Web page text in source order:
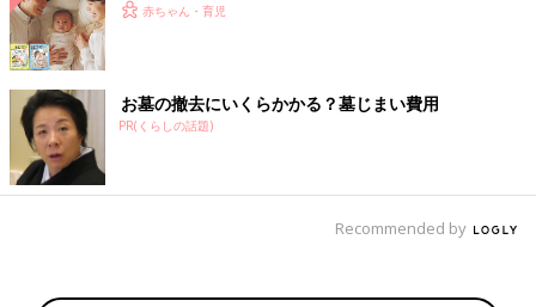
赤ちゃん・育児
お墓の撤去にいくらかかる？墓じまい費用
PR(くらしの話題)
Recommended by